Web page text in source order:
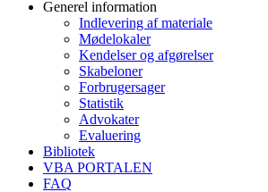
Generel information
Indlevering af materiale
Mødelokaler
Kendelser og afgørelser
Skabeloner
Forbrugersager
Statistik
Advokater
Evaluering
Bibliotek
VBA PORTALEN
FAQ